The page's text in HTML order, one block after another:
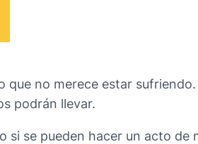
que no merece estar
podrán llevar.
se pueden hacer un acto de